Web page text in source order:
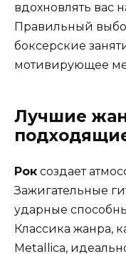
вдохновлять вас
Правильный
боксерские
мотивирующее
Лучшие
Рок создает
Зажигательные
ударные
Классика жанра,
Metallica,